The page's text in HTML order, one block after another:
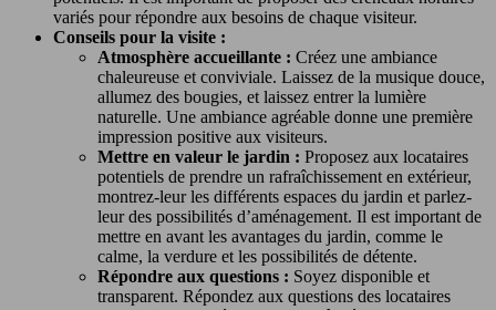
variés pour répondre aux besoins de chaque visiteur.
Conseils pour la visite :
Atmosphère accueillante : Créez une ambiance
chaleureuse et conviviale. Laissez de la musique douce,
allumez des bougies, et laissez entrer la lumière
naturelle. Une ambiance agréable donne une première
impression positive aux visiteurs.
Mettre en valeur le jardin : Proposez aux locataires
potentiels de prendre un rafraîchissement en extérieur,
montrez-leur les différents espaces du jardin et parlez-
leur des possibilités d’aménagement. Il est important de
mettre en avant les avantages du jardin, comme le
calme, la verdure et les possibilités de détente.
Répondre aux questions : Soyez disponible et
transparent. Répondez aux questions des locataires